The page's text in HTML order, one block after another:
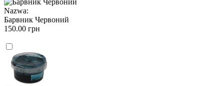
Nazwa:
Барвник Червоний
150.00 грн